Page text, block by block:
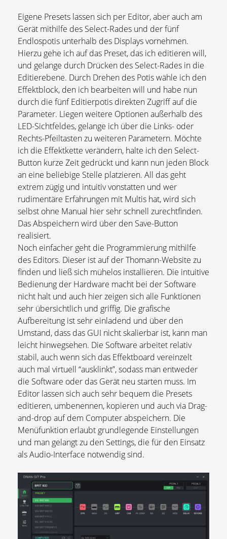
Eigene Presets lassen sich per Editor, aber auch am
Gerät mithilfe des Select-Rades und der fünf
Endlospotis unterhalb des Displays vornehmen.
Hierzu gehe ich auf das Preset, das ich editieren will,
und gelange durch Drücken des Select-Rades in die
Editierebene. Durch Drehen des Potis wähle ich den
Effektblock, den ich bearbeiten will und habe nun
durch die fünf Editierpotis direkten Zugriff auf die
Parameter. Liegen weitere Optionen außerhalb des
LED-Sichtfeldes, gelange ich über die Links- oder
Rechts-Pfeiltasten zu weiteren Parametern. Möchte
ich die Effektkette verändern, halte ich den Select-
Button kurze Zeit gedrückt und kann nun jeden Block
an eine beliebige Stelle platzieren. All das geht
extrem zügig und intuitiv vonstatten und wer
rudimentäre Erfahrungen mit Multis hat, wird sich
selbst ohne Manual hier sehr schnell zurechtfinden.
Das Abspeichern wird über den Save-Button
realisiert.
Noch einfacher geht die Programmierung mithilfe
des Editors. Dieser ist auf der Thomann-Website zu
finden und ließ sich mühelos installieren. Die intuitive
Bedienung der Hardware macht bei der Software
nicht halt und auch hier zeigen sich alle Funktionen
sehr übersichtlich und griffig. Die grafische
Aufbereitung ist sehr einladend und über den
Umstand, dass das GUI nicht skalierbar ist, kann man
leicht hinwegsehen. Die Software arbeitet relativ
stabil, auch wenn sich das Effektboard vereinzelt
auch mal virtuell “ausklinkt”, sodass man entweder
die Software oder das Gerät neu starten muss. Im
Editor lassen sich auch sehr bequem die Presets
editieren, umbenennen, kopieren und auch via Drag-
and-drop auf dem Computer abspeichern. Die
Menüfunktion erlaubt grundlegende Einstellungen
und man gelangt zu den Settings, die für den Einsatz
als Audio-Interface notwendig sind.